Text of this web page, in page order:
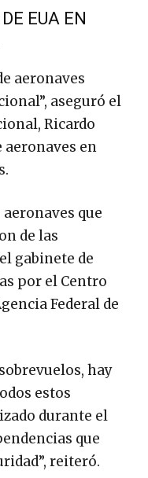
EUA EN
aeronaves
aseguró el
Ricardo
en
que
de las
gabinete de
por el Centro
Federal de
hay
estos
durante el
que
reiteró.